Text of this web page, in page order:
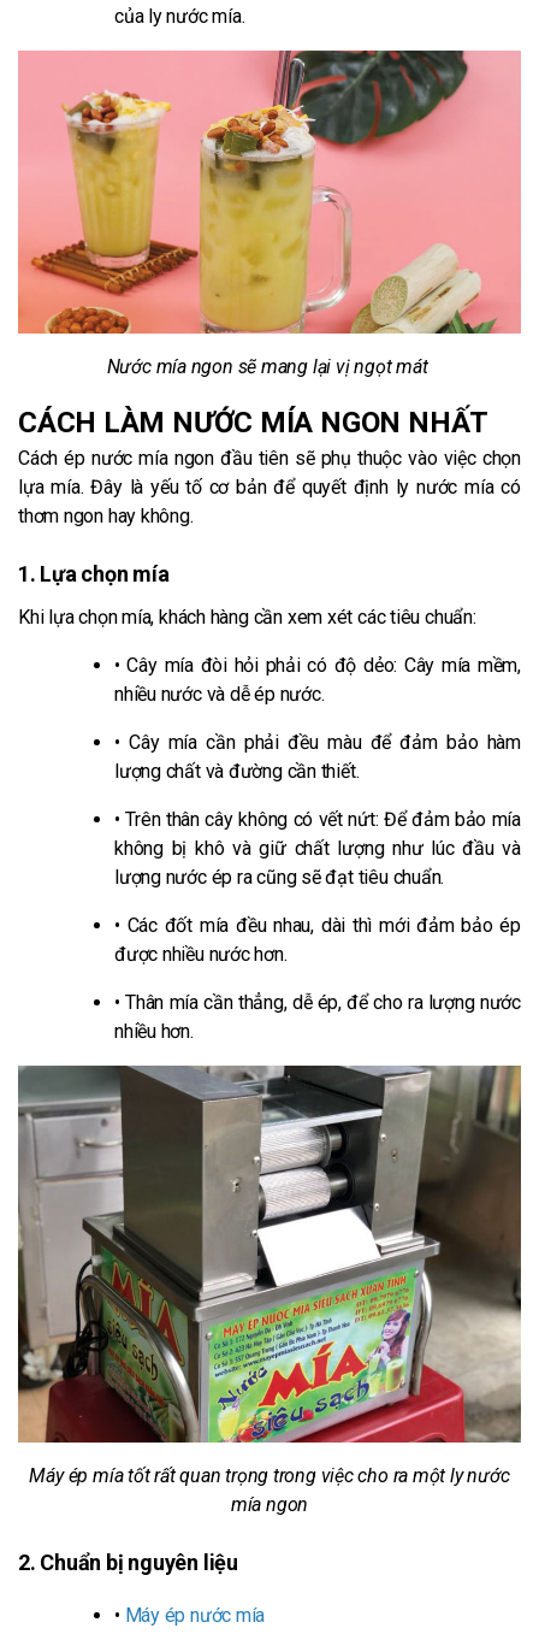
của ly nước mía.
Nước mía ngon sẽ mang lại vị ngọt mát
CÁCH LÀM NƯỚC MÍA NGON NHẤT
Cách ép nước mía ngon đầu tiên sẽ phụ thuộc vào việc chọn
lựa mía. Đây là yếu tố cơ bản để quyết định ly nước mía có
thơm ngon hay không.
1. Lựa chọn mía
Khi lựa chọn mía, khách hàng cần xem xét các tiêu chuẩn:
• Cây mía đòi hỏi phải có độ dẻo: Cây mía mềm,
nhiều nước và dễ ép nước.
• Cây mía cần phải đều màu để đảm bảo hàm
lượng chất và đường cần thiết.
• Trên thân cây không có vết nứt: Để đảm bảo mía
không bị khô và giữ chất lượng như lúc đầu và
lượng nước ép ra cũng sẽ đạt tiêu chuẩn.
• Các đốt mía đều nhau, dài thì mới đảm bảo ép
được nhiều nước hơn.
• Thân mía cần thẳng, dễ ép, để cho ra lượng nước
nhiều hơn.
Máy ép mía tốt rất quan trọng trong việc cho ra một ly nước
mía ngon
2. Chuẩn bị nguyên liệu
• Máy ép nước mía